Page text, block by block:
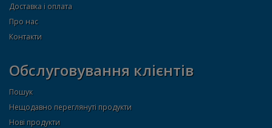
Доставка і оплата
Про нас
Контакти
Обслуговування клієнтів
Пошук
Нещодавно переглянуті продукти
Нові продукти